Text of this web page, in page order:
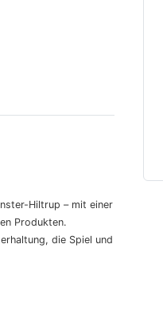
Hiltrup – mit einer
Produkten.
die Spiel und